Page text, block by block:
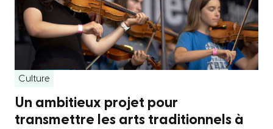
Culture
Un ambitieux projet pour
transmettre les arts traditionnels à